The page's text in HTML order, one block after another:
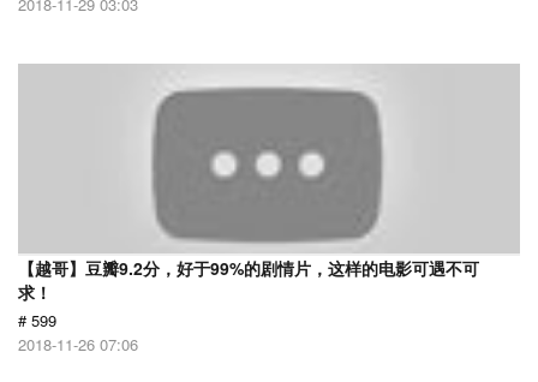
【越哥】豆瓣9.2分，好于99%的剧情片，这样的电影可遇不可
求！
# 599
2018-11-26 07:06